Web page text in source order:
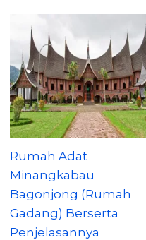
Rumah Adat
Minangkabau
Bagonjong (Rumah
Gadang) Berserta
Penjelasannya